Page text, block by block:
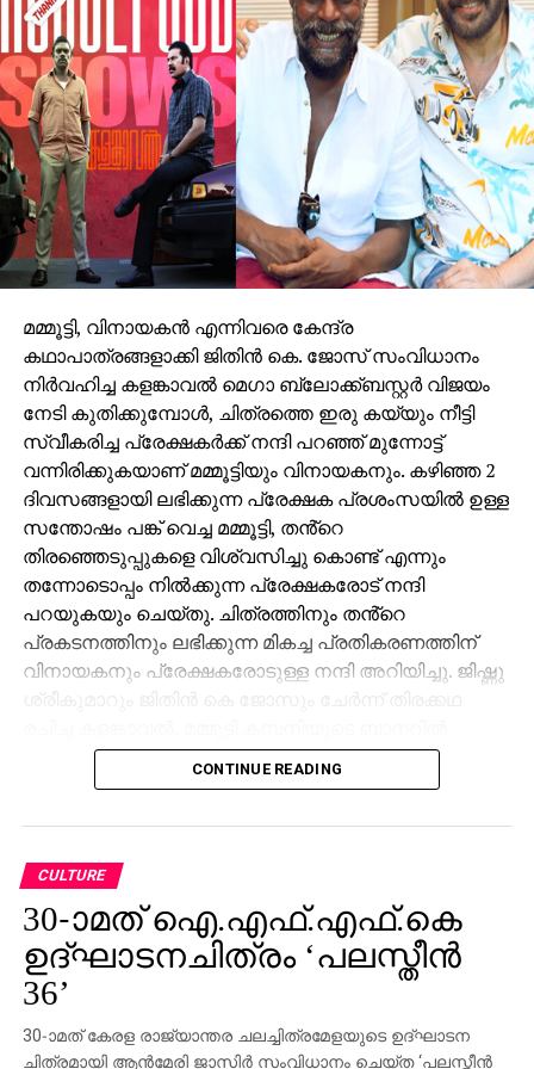
മഹേഷ് ഭുവനേന്ദ്, ലിറിസിസ്റ്റ്‌സ്: അന്‍വര്‍ അലി , ഉമ
ദേവി, വരുണ്‍ ഗ്രോവര്‍ , ഗജ്‌നന്‍ മിത്‌കേ, സിംഗേഴ്‌സ് :
ചിന്മയി ശ്രീപദ, കപില്‍ കപിലന്‍ , ശ്രുതി ശിവദാസ്,
ശിഖ ജോഷി, ഗോവിന്ദ് വസന്ത, സ്റ്റില്‍സ്: നവീന്‍
മുരളി,പി ആര്‍ ഓ : ശബരി, ഡിജിറ്റല്‍ മാര്‍ക്കറ്റിങ് :
അനൂപ് സുന്ദരന്‍.
മമ്മൂട്ടി, വിനായകൻ എന്നിവരെ കേന്ദ്ര
കഥാപാത്രങ്ങളാക്കി ജിതിൻ കെ. ജോസ് സംവിധാനം
നിർവഹിച്ച കളങ്കാവൽ മെഗാ ബ്ലോക്ക്ബസ്റ്റർ വിജയം
നേടി കുതിക്കുമ്പോൾ, ചിത്രത്തെ ഇരു കയ്യും നീട്ടി
സ്വീകരിച്ച പ്രേക്ഷകർക്ക് നന്ദി പറഞ്ഞ് മുന്നോട്ട്
വന്നിരിക്കുകയാണ് മമ്മൂട്ടിയും വിനായകനും. കഴിഞ്ഞ 2
ദിവസങ്ങളായി ലഭിക്കുന്ന പ്രേക്ഷക പ്രശംസയിൽ ഉള്ള
സന്തോഷം പങ്ക് വെച്ച മമ്മൂട്ടി, തൻ്റെ
തിരഞ്ഞെടുപ്പുകളെ വിശ്വസിച്ചു കൊണ്ട് എന്നും
തന്നോടൊപ്പം നിൽക്കുന്ന പ്രേക്ഷകരോട് നന്ദി
പറയുകയും ചെയ്തു. ചിത്രത്തിനും തൻ്റെ
പ്രകടനത്തിനും ലഭിക്കുന്ന മികച്ച പ്രതികരണത്തിന്
വിനായകനും പ്രേക്ഷകരോടുള്ള നന്ദി അറിയിച്ചു. ജിഷ്ണു
നിർമ്മിച്ച ഏഴാമത്തെ ചിത്രം കൂടിയാണ്. ദുൽഖർ
സൽമാൻ നായകനായെത്തിയ സൂപ്പർഹിറ്റ് ചിത്രം
കളങ്കാവൽ.
നായകനായി വിനായകനും പ്രതിനായകനായി
മമ്മൂട്ടിയും വേഷമിട്ട ചിത്രത്തെ പ്രേക്ഷകർ
ആവേശത്തോടെയാണ് സ്വീകരിക്കുന്നത്. മമ്മൂട്ടിയുടെ
പ്രതിനായക വേഷത്തിന് ലഭിക്കുന്നത്
അഭൂതപൂർവമായ പ്രേക്ഷക – നിരൂപക പ്രശംസയാണ്.
CONTINUE READING
CULTURE
30-ാമത് ഐ.എഫ്.എഫ്.കെ
ഉദ്ഘാടനചിത്രം ‘പലസ്തീന്‍
36’
30-ാമത് കേരള രാജ്യാന്തര ചലച്ചിത്രമേളയുടെ ഉദ്ഘാടന
ചിത്രമായി ആന്‍മേരി ജാസിര്‍ സംവിധാനം ചെയ്ത ‘പലസ്തീന്‍